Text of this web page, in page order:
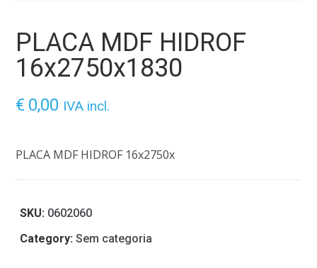
PLACA MDF HIDROF
16x2750x1830
€ 0,00 IVA incl.
PLACA MDF HIDROF 16x2750x
SKU: 0602060
Category:Sem categoria